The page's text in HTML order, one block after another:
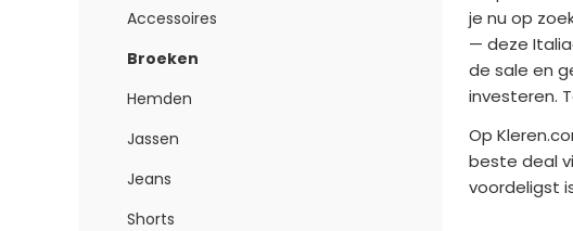
Accessoires
Broeken
Hemden
Jassen
Jeans
Shorts
je nu op
— deze
de sale en
investeren.
Op
beste deal
voordeligst